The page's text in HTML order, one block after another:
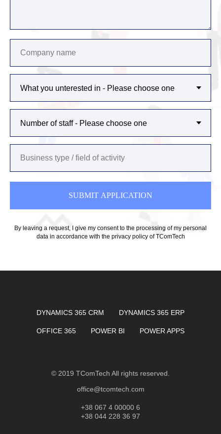
SUBMIT APPLICATION
By leaving a request, I give my consent to the processing of my personal
data in accordance with the privacy policy of TComTech
DYNAMICS 365 CRM DYNAMICS 365 ERP
OFFICE 365 POWER BI POWER APPS
© 2019 TComTech All rights reserved.
office@tcomtech.com
+38 067 4 00000 6
+38 044 228 36 97